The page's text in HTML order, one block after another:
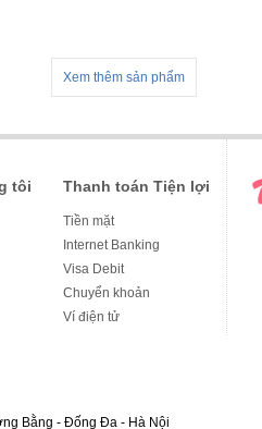
Xem thêm sản phẩm
tôi Thanh toán Tiện lợi
Tiền mặt
Internet Banking
Visa Debit
Chuyển khoản
Ví điện tử
Bằng - Đống Đa - Hà Nội